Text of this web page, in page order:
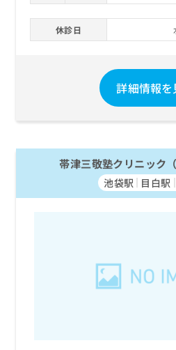
休診日
詳細情報を
帯津三敬塾クリニック
池袋駅 目白駅